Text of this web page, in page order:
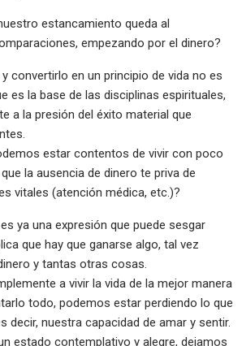
estancamiento queda al
empezando por el dinero?
convertirlo en un principio de vida no es
es la base de las disciplinas espirituales,
a la presión del éxito material que
estar contentos de vivir con poco
la ausencia de dinero te priva de
vitales (atención médica, etc.)?
ya una expresión que puede sesgar
que hay que ganarse algo, tal vez
y tantas otras cosas.
a vivir la vida de la mejor manera
todo, podemos estar perdiendo lo que
decir, nuestra capacidad de amar y sentir.
estado contemplativo y alegre, dejamos